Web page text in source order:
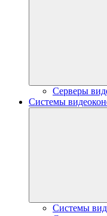
Серверы
Системы
Системы